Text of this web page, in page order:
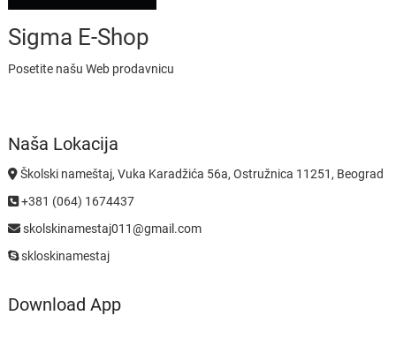
Sigma E-Shop
Posetite našu Web prodavnicu
Naša Lokacija
Školski nameštaj, Vuka Karadžića 56a, Ostružnica 11251, Beograd
+381 (064) 1674437
skolskinamestaj011@gmail.com
skloskinamestaj
Download App